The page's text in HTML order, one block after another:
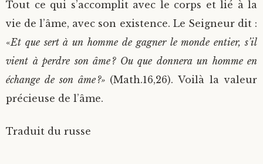
Tout ce qui s’accomplit avec le corps et lié à la
vie de l’âme, avec son existence. Le Seigneur dit :
«Et que sert à un homme de gagner le monde entier, s’il
vient à perdre son âme ? Ou que donnera un homme en
échange de son âme ?» (Math.16,26). Voilà la valeur
précieuse de l’âme.
Traduit du russe